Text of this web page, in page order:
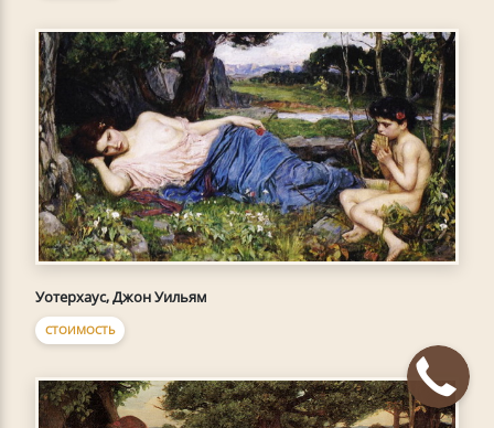
Уотерхаус, Джон Уильям
СТОИМОСТЬ